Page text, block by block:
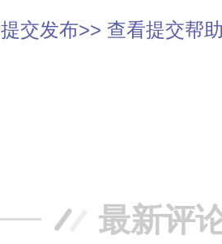
交发布>> 查看提交帮
最新评